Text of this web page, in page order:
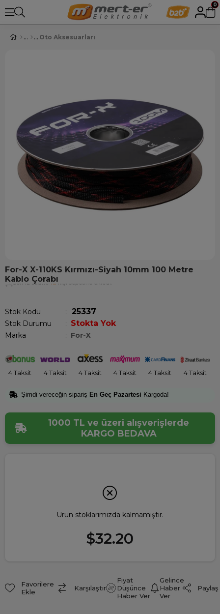
0
Oto Aksesuarları
For-X X-110KS Kırmızı-Siyah 10mm 100 Metre
Kablo Çorabı
Stok Kodu 25337
Stok Durumu : Stokta Yok
Marka : For-X
4 Taksit 4 Taksit 4 Taksit 4 Taksit 4 Taksit 4 Taksit
Şimdi vereceğin sipariş En Geç Pazartesi Kargoda!
1000 TL ve üzeri alışverişlerde
KARGO BEDAVA
Ürün stoklarımızda kalmamıştır.
$32.20
Favorilere
Ekle
Karşılaştır
Fiyat
Düşünce
Haber Ver
Gelince
Haber
Ver
Paylaş